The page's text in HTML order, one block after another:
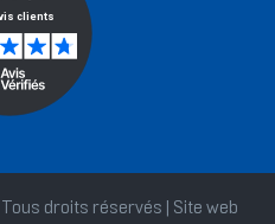
droits réservés | Site web